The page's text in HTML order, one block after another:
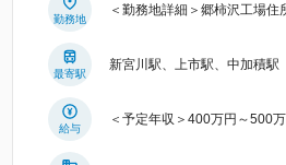
勤務地
＜勤務地詳細＞郷柿沢工場
最寄駅
新宮川駅、上市駅、中加積駅
給与
＜予定年収＞400万円～500